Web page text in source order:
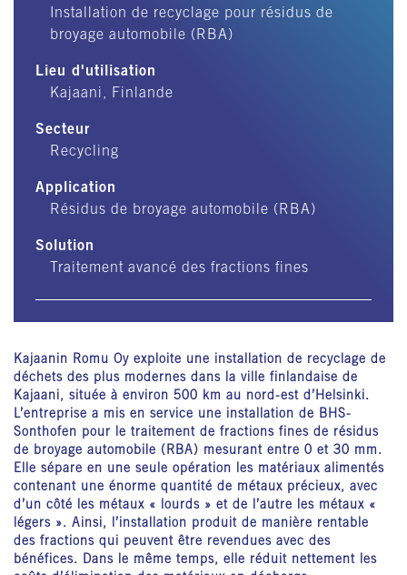
Installation de recyclage pour résidus de
broyage automobile (RBA)
Lieu d'utilisation
Kajaani, Finlande
Secteur
Recycling
Application
Résidus de broyage automobile (RBA)
Solution
Traitement avancé des fractions fines
Kajaanin Romu Oy exploite une installation de recyclage de
déchets des plus modernes dans la ville finlandaise de
Kajaani, située à environ 500 km au nord-est d’Helsinki.
L’entreprise a mis en service une installation de BHS-
Sonthofen pour le traitement de fractions fines de résidus
de broyage automobile (RBA) mesurant entre 0 et 30 mm.
Elle sépare en une seule opération les matériaux alimentés
contenant une énorme quantité de métaux précieux, avec
d’un côté les métaux « lourds » et de l’autre les métaux «
légers ». Ainsi, l’installation produit de manière rentable
des fractions qui peuvent être revendues avec des
bénéfices. Dans le même temps, elle réduit nettement les